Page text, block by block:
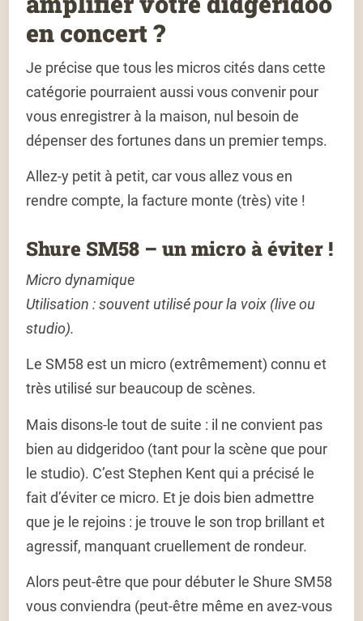
en concert ?
Je précise que tous les micros cités dans cette
catégorie pourraient aussi vous convenir pour
vous enregistrer à la maison, nul besoin de
dépenser des fortunes dans un premier temps.
Allez-y petit à petit, car vous allez vous en
rendre compte, la facture monte (très) vite !
Shure SM58 – un micro à éviter !
Micro dynamique
Utilisation : souvent utilisé pour la voix (live ou
studio).
Le SM58 est un micro (extrêmement) connu et
très utilisé sur beaucoup de scènes.
Mais disons-le tout de suite : il ne convient pas
bien au didgeridoo (tant pour la scène que pour
le studio). C’est Stephen Kent qui a précisé le
fait d’éviter ce micro. Et je dois bien admettre
que je le rejoins : je trouve le son trop brillant et
agressif, manquant cruellement de rondeur.
Alors peut-être que pour débuter le Shure SM58
vous conviendra (peut-être même en avez-vous